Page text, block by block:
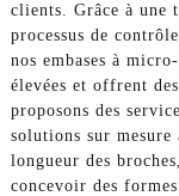
clients. Grâce à une
processus de
nos embases à
élevées et offrent
proposons des
solutions sur
longueur des
concevoir des